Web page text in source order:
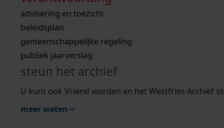
bouwvergunningen
omgevingsvergunningen
vergunningen
beeld en geluid
uitleg nodig?
Wij helpen u op weg met een aantal zoektips.
bekijk alle zoektips
Wij helpen u op weg met een aantal zoektips.
bekijk alle zoektips
bekijk ons geschiedenislokaal
advisering en toezicht
beleidsplan
gemeenschappelijke regeling
publiek jaarverslag
steun het archief
U kunt ook Vriend worden en het Westfries Archief
meer weten
zoektips
Mijn Studiezaal (inloggen)
uw zoekopdracht te